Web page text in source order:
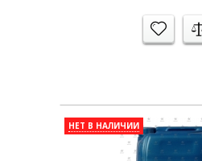
НЕТ В НАЛИЧИИ